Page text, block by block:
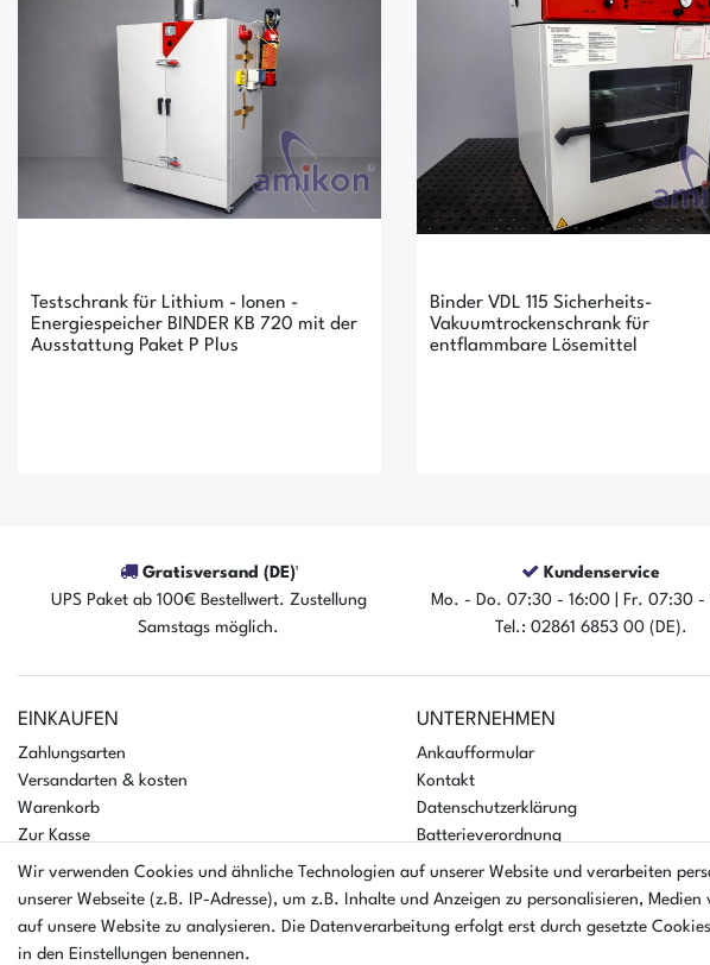
Testschrank für Lithium - Ionen -
Energiespeicher BINDER KB 720 mit der
Ausstattung Paket P Plus
Der Artikel ist sofort verfügbar
Binder VDL 115 Sicherheits-
Vakuumtrockenschrank für
entflammbare Lösemittel
Der Artikel ist sofort verfügbar
Gratisversand (DE)¹
UPS Paket ab 100€ Bestellwert. Zustellung
Samstags möglich.
Kundenservice
Mo. - Do. 07:30 - 16:00 | Fr. 07:30 -
Tel.: 02861 6853 00 (DE).
EINKAUFEN
Zahlungsarten
Versandarten & kosten
Warenkorb
Zur Kasse
Hilfe
UNTERNEHMEN
Ankaufformular
Kontakt
Datenschutzerklärung
Batterieverordnung
AGB
Impressum
Wir verwenden Cookies und ähnliche Technologien auf unserer Website und verarbeiten
unserer Webseite (z.B. IP-Adresse), um z.B. Inhalte und Anzeigen zu personalisieren,
auf unsere Website zu analysieren. Die Datenverarbeitung erfolgt erst durch gesetzte
in den Einstellungen benennen.